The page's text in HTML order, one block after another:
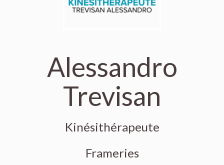
Alessandro
Trevisan
Kinésithérapeute
Frameries